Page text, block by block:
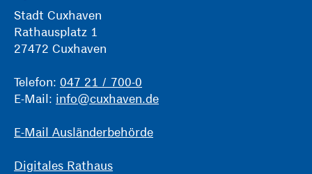
Stadt Cuxhaven
Rathausplatz 1
27472 Cuxhaven
Telefon: 047 21 / 700-0
E-Mail: info@cuxhaven.de
E-Mail Ausländerbehörde
Digitales Rathaus